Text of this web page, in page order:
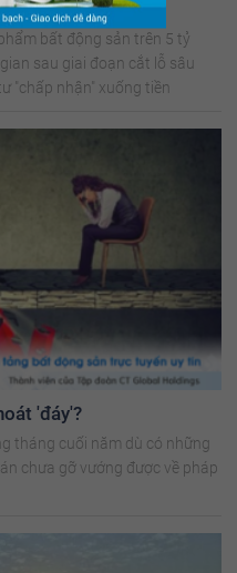
bất động sản trên 5 tỷ
sau giai đoạn cắt lỗ sâu
"chấp nhận" xuống tiền
'đáy'?
tháng cuối năm dù có những
chưa gỡ vướng được về pháp